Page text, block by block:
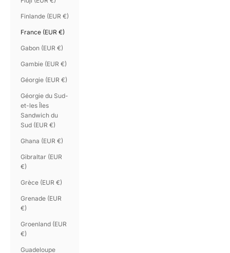
Finlande (EUR €)
France (EUR €)
Gabon (EUR €)
Gambie (EUR €)
Géorgie (EUR €)
Géorgie du Sud-
et-les Îles
Sandwich du
Sud (EUR €)
Ghana (EUR €)
Gibraltar (EUR
€)
Grèce (EUR €)
Grenade (EUR
€)
Groenland (EUR
€)
Guadeloupe